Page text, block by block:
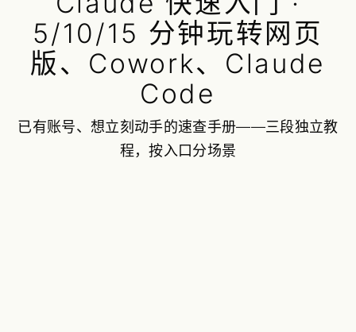
5/10/15 分钟玩转网页
版、Cowork、Claude
Code
已有账号、想立刻动手的速查手册——三段独立教
程，按入口分场景